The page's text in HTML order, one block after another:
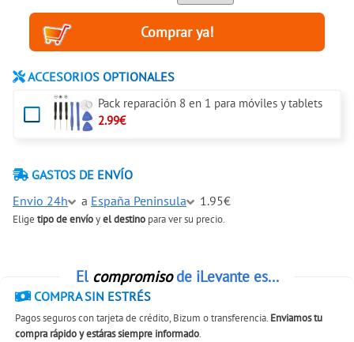
ACCESORIOS OPTIONALES
Pack reparación 8 en 1 para móviles y tablets
2.99€
GASTOS DE ENVÍO
Envio 24h
a España Peninsula 1.95€
Elige tipo de envíoyel destino para ver su precio.
El compromisode iLevante es...
COMPRA SIN ESTRÉS
Pagos seguros con tarjeta de crédito, Bizum o transferencia. Enviamos tu
compra rápido y estáras siempre informado.